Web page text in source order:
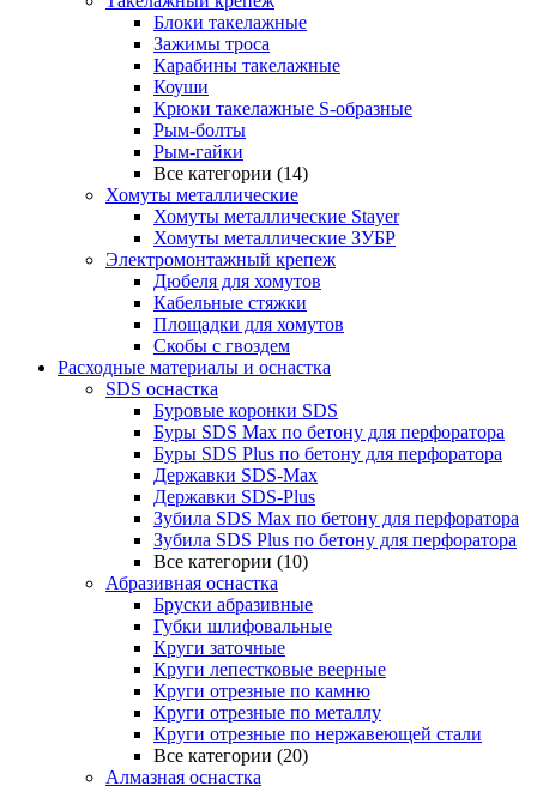
Блоки такелажные
Зажимы троса
Карабины такелажные
Коуши
Крюки такелажные S-образные
Рым-болты
Рым-гайки
Все категории (14)
Хомуты металлические
Хомуты металлические Stayer
Хомуты металлические ЗУБР
Электромонтажный крепеж
Дюбеля для хомутов
Кабельные стяжки
Площадки для хомутов
Скобы с гвоздем
Расходные материалы и оснастка
SDS оснастка
Буровые коронки SDS
Буры SDS Max по бетону для перфоратора
Буры SDS Plus по бетону для перфоратора
Державки SDS-Max
Державки SDS-Plus
Зубила SDS Mах по бетону для перфоратора
Зубила SDS Plus по бетону для перфоратора
Все категории (10)
Абразивная оснастка
Бруски абразивные
Губки шлифовальные
Круги заточные
Круги лепестковые веерные
Круги отрезные по камню
Круги отрезные по металлу
Круги отрезные по нержавеющей стали
Все категории (20)
Алмазная оснастка